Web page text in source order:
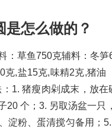
怎么做的？
：草鱼750克辅料：冬
克,盐15克,味精2克,猪
1. 猪瘦肉剁成末，放
20 个；3. 另取汤盆一
淀粉、蛋清搅匀备用；